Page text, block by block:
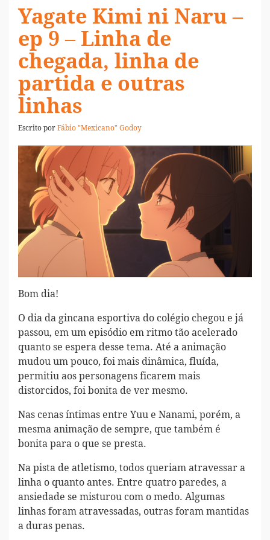
Yagate Kimi ni Naru –
ep 9 – Linha de
chegada, linha de
partida e outras
linhas
Escrito porFábio "Mexicano" Godoy
Bom dia!
O dia da gincana esportiva do colégio chegou e já
passou, em um episódio em ritmo tão acelerado
quanto se espera desse tema. Até a animação
mudou um pouco, foi mais dinâmica, fluída,
permitiu aos personagens ficarem mais
distorcidos, foi bonita de ver mesmo.
Nas cenas íntimas entre Yuu e Nanami, porém, a
mesma animação de sempre, que também é
bonita para o que se presta.
Na pista de atletismo, todos queriam atravessar a
linha o quanto antes. Entre quatro paredes, a
ansiedade se misturou com o medo. Algumas
linhas foram atravessadas, outras foram mantidas
a duras penas.